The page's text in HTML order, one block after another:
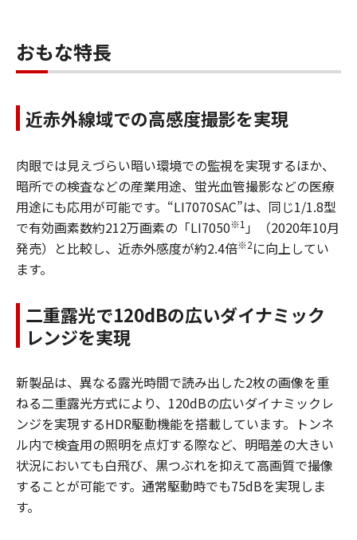
おもな特長
近赤外線域での高感度撮影を実現
肉眼では見えづらい暗い環境での監視を実現するほか、
暗所での検査などの産業用途、蛍光血管撮影などの医療
用途にも応用が可能です。“LI7070SAC”は、同じ1/1.8型
で有効画素数約212万画素の「LI7050※1 」（2020年10月
発売）と比較し、近赤外感度が約2.4倍※2に向上してい
ます。
二重露光で120dBの広いダイナミック
レンジを実現
新製品は、異なる露光時間で読み出した2枚の画像を重
ねる二重露光方式により、120dBの広いダイナミックレ
ンジを実現するHDR駆動機能を搭載しています。トンネ
ル内で検査用の照明を点灯する際など、明暗差の大きい
状況においても白飛び、黒つぶれを抑えて高画質で撮像
することが可能です。通常駆動時でも75dBを実現しま
す。